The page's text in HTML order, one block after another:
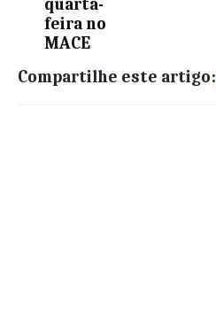
quarta-
feira no
MACE
Compartilhe este artigo: